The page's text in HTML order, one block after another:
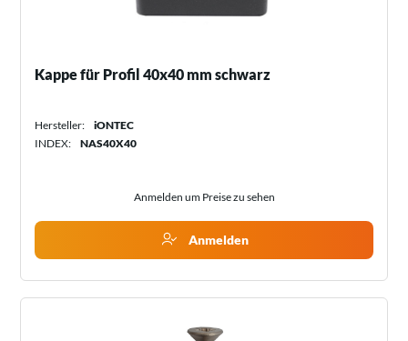
Kappe für Profil 40x40 mm schwarz
Hersteller:
iONTEC
INDEX:
NAS40X40
Anmelden um Preise zu sehen
Anmelden